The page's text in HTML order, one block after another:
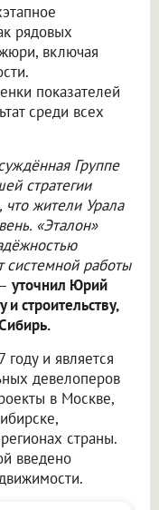
рядовых
включая
показателей
среди всех
Группе
стратегии
жители Урала
«Эталон»
системной работы
уточнил Юрий
строительству,
году и является
девелоперов
в Москве,
страны.
введено